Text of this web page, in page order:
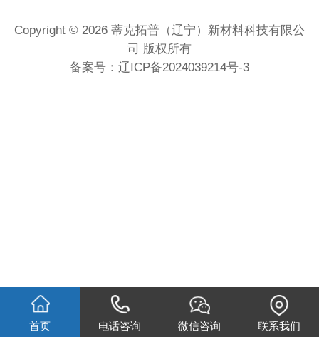
Copyright © 2026 蒂克拓普（辽宁）新材料科技有限公
司 版权所有
备案号： 辽ICP备2024039214号-3
首页 电话咨询 微信咨询 联系我们